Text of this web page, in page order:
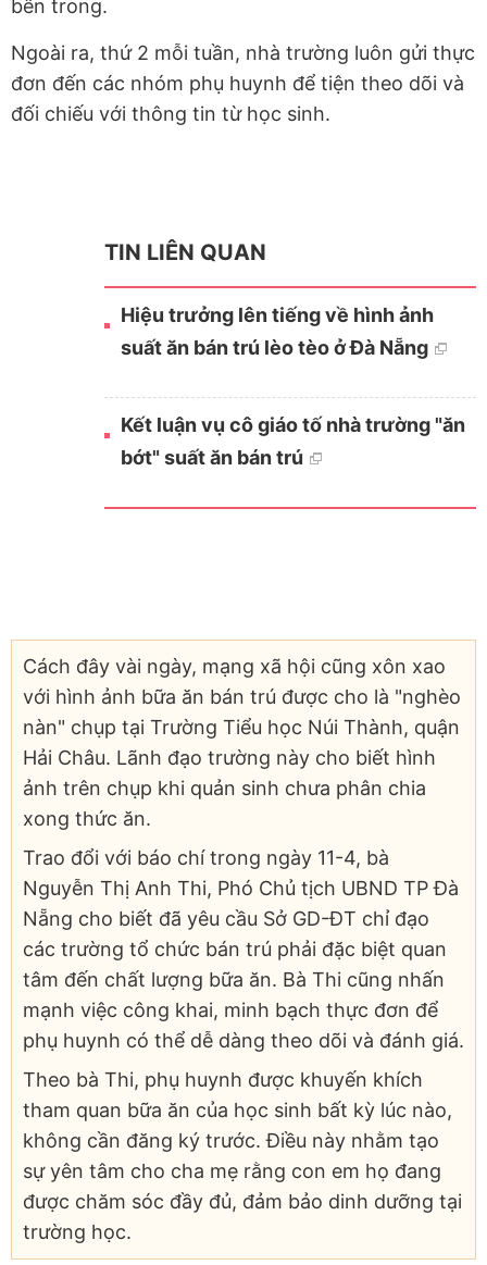
bên trong.
Ngoài ra, thứ 2 mỗi tuần, nhà trường luôn gửi thực
đơn đến các nhóm phụ huynh để tiện theo dõi và
đối chiếu với thông tin từ học sinh.
TIN LIÊN QUAN
Hiệu trưởng lên tiếng về hình ảnh
suất ăn bán trú lèo tèo ở Đà Nẵng
Kết luận vụ cô giáo tố nhà trường "ăn
bớt" suất ăn bán trú
Cách đây vài ngày, mạng xã hội cũng xôn xao
với hình ảnh bữa ăn bán trú được cho là "nghèo
nàn" chụp tại Trường Tiểu học Núi Thành, quận
Hải Châu. Lãnh đạo trường này cho biết hình
ảnh trên chụp khi quản sinh chưa phân chia
xong thức ăn.
Trao đổi với báo chí trong ngày 11-4, bà
Nguyễn Thị Anh Thi, Phó Chủ tịch UBND TP Đà
Nẵng cho biết đã yêu cầu Sở GD-ĐT chỉ đạo
các trường tổ chức bán trú phải đặc biệt quan
tâm đến chất lượng bữa ăn. Bà Thi cũng nhấn
mạnh việc công khai, minh bạch thực đơn để
phụ huynh có thể dễ dàng theo dõi và đánh giá.
Theo bà Thi, phụ huynh được khuyến khích
tham quan bữa ăn của học sinh bất kỳ lúc nào,
không cần đăng ký trước. Điều này nhằm tạo
sự yên tâm cho cha mẹ rằng con em họ đang
được chăm sóc đầy đủ, đảm bảo dinh dưỡng tại
trường học.